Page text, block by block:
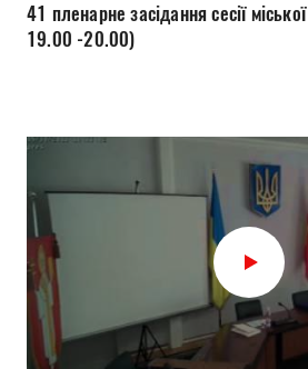
41 пленарне засідання сесії
19.00 -20.00)